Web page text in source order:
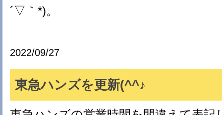
´▽｀*)。
2022/09/27
東急ハンズを更新(^^♪